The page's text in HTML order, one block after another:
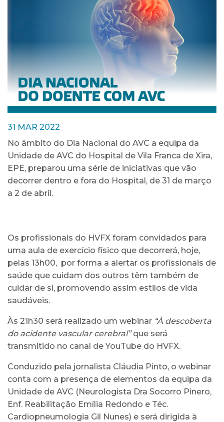
31 MAR 2022
No âmbito do Dia Nacional do AVC a equipa da
Unidade de AVC do Hospital de Vila Franca de Xira,
EPE, preparou uma série de iniciativas que vão
decorrer dentro e fora do Hospital, de 31 de março
a 2 de abril.
Os profissionais do HVFX foram convidados para
uma aula de exercício físico que decorrerá, hoje,
pelas 13h00, por forma a alertar os profissionais de
saúde que cuidam dos outros têm também de
cuidar de si, promovendo assim estilos de vida
saudáveis.
Às 21h30 será realizado um webinar “À descoberta
do acidente vascular cerebral”que será
transmitido no canal de YouTube do HVFX.
Conduzido pela jornalista Cláudia Pinto, o webinar
conta com a presença de elementos da equipa da
Unidade de AVC (Neurologista Dra Socorro Pinero,
Enf. Reabilitação Emília Redondo e Téc.
Cardiopneumologia Gil Nunes) e será dirigida à